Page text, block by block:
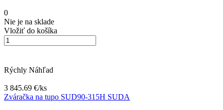
0
Nie je na sklade
Vložiť do košíka
Rýchly Náhľad
3 845.69 €/ks
Zváračka na tupo SUD90-315H SUDA